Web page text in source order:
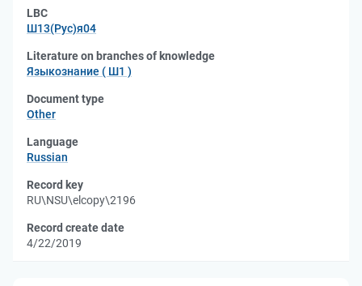
LBC
Ш13(Рус)я04
Literature on branches of knowledge
Языкознание ( Ш1 )
Document type
Other
Language
Russian
Record key
RU\NSU\elcopy\2196
Record create date
4/22/2019